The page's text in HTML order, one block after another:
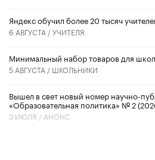
​Яндекс обучил более 20 тысяч
6 АВГУСТА /УЧИТЕЛЯ
Минимальный набор товаров для
5 АВГУСТА / ШКОЛЬНИКИ
Вышел в свет новый номер научно-
«Образовательная политика» № 2
3 ИЮЛЯ / АНОНС